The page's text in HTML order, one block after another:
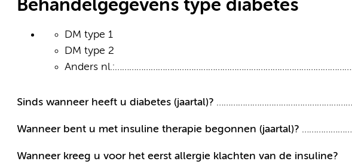
Behandelgegevens type diabetes
DM type 1
DM type 2
Anders
Sinds wanneer heeft u diabetes (jaartal)?
Wanneer bent u met insuline therapie begonnen (jaartal)?
Wanneer kreeg u voor het eerst allergie klachten van de insuline?